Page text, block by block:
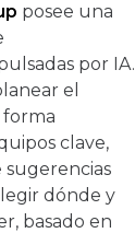
posee una
por IA.
el
clave,
sugerencias
dónde y
basado en